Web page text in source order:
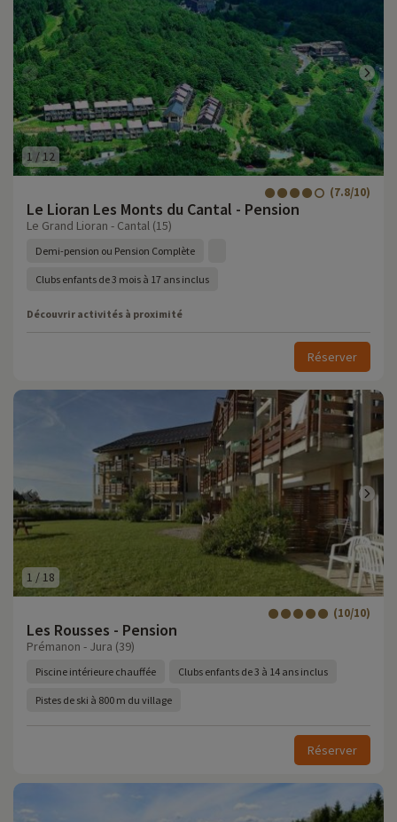
1 /12
Le Lioran Les Monts du Cantal - Pension
(7.8/10)
Le Grand Lioran - Cantal (15)
Demi-pension ou Pension Complète
Clubs enfants de 3 mois à 17 ans inclus
Découvrir activités à proximité
Réserver
1 / 18
Les Rousses - Pension
(10/10)
Prémanon - Jura (39)
Piscine intérieure chauffée Clubs enfants de 3 à 14 ans inclus
Pistes de ski à 800 m du village
Réserver